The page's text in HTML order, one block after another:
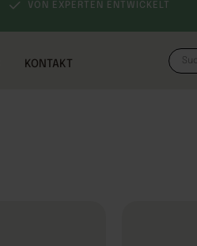
VON EXPERTEN ENTWICKELT
KONTAKT